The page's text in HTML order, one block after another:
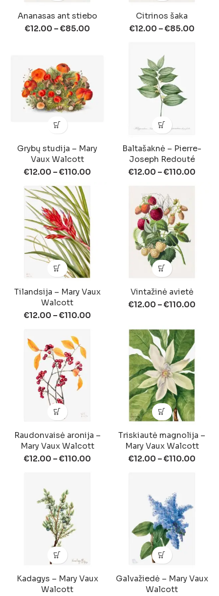
Ananasas ant stiebo
€12.00 –€85.00
Citrinos šaka
€12.00 –€85.00
Grybų studija – Mary
Vaux Walcott
€12.00 –€110.00
Baltašaknė – Pierre-
Joseph Redouté
€12.00 –€110.00
Tilandsija – Mary Vaux
Walcott
€12.00 –€110.00
Vintažinė avietė
€12.00 –€110.00
Raudonvaisė aronija –
Mary Vaux Walcott
€12.00 –€110.00
Triskiautė magnolija –
Mary Vaux Walcott
€12.00 –€110.00
Kadagys – Mary Vaux
Walcott
Galvažiedė – Mary Vaux
Walcott